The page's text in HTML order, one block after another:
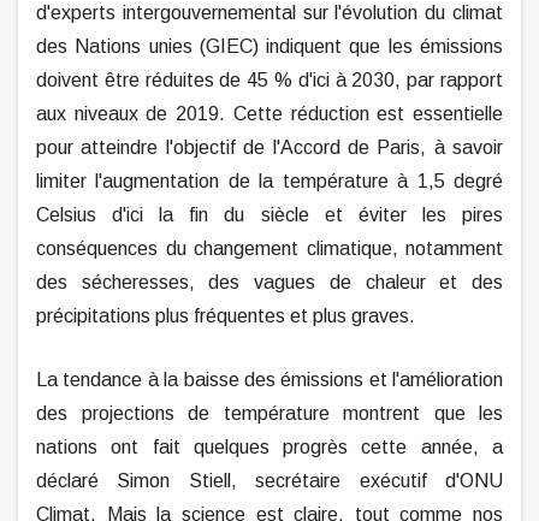
d'experts intergouvernemental sur l'évolution du climat
des Nations unies (GIEC) indiquent que les émissions
doivent être réduites de 45 % d'ici à 2030, par rapport
aux niveaux de 2019. Cette réduction est essentielle
pour atteindre l'objectif de l'Accord de Paris, à savoir
limiter l'augmentation de la température à 1,5 degré
Celsius d'ici la fin du siècle et éviter les pires
conséquences du changement climatique, notamment
des sécheresses, des vagues de chaleur et des
précipitations plus fréquentes et plus graves.
La tendance à la baisse des émissions et l'amélioration
des projections de température montrent que les
nations ont fait quelques progrès cette année, a
déclaré Simon Stiell, secrétaire exécutif d'ONU
Climat. Mais la science est claire, tout comme nos